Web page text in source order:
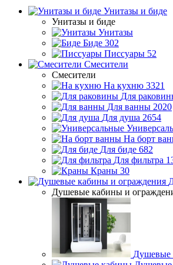
Унитазы и биде
Унитазы и биде
Унитазы
Биде 302
Писсуары 52
Смесители
Смесители
На кухню 3321
Для
Для ванны 2020
Для душа 2654
На борт
Для биде 682
Для фильтра
Краны 30
Душевые кабины и
Душевые